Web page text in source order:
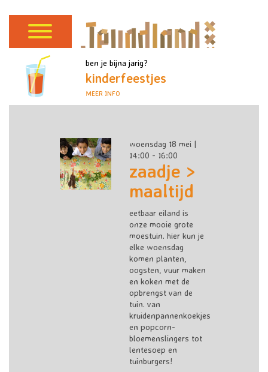
ben je bijna jarig?
kinderfeestjes
MEER INFO
woensdag 18 mei |
14:00 - 16:00
zaadje >
maaltijd
eetbaar eiland is
onze mooie grote
moestuin. hier kun je
elke woensdag
komen planten,
oogsten, vuur maken
en koken met de
opbrengst van de
tuin. van
kruidenpannenkoekjes
en popcorn-
bloemenslingers tot
lentesoep en
tuinburgers!